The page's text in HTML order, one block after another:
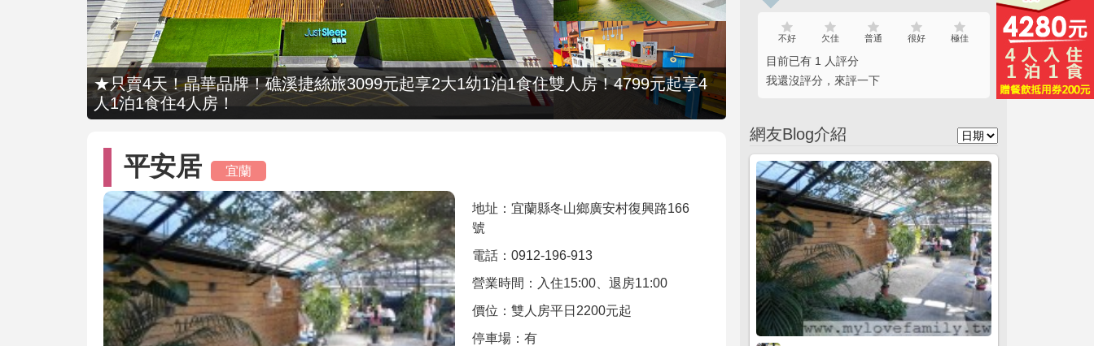
★只賣4天！晶華品牌！礁溪捷絲旅3099元起享2大1幼1泊1食住雙人房！4799元起享4
人1泊1食住4人房！
平安居 宜蘭
地址：宜蘭縣冬山鄉廣安村復興路166
號
電話：0912-196-913
營業時間：入住15:00、退房11:00
價位：雙人房平日2200元起
停車場：有
不好 欠佳 普通 很好 極佳
目前已有 1 人評分
我還沒評分，來評一下
網友Blog介紹